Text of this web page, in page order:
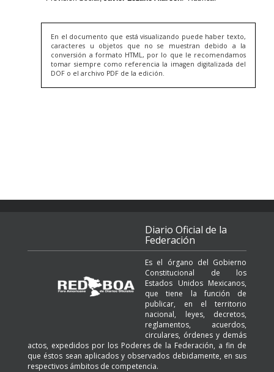
En el documento que está visualizando puede haber texto,
caracteres u objetos que no se muestran debido a la
conversión a formato HTML, por lo que le recomendamos
tomar siempre como referencia la imagen digitalizada del
DOF o el archivo PDF de la edición.
Diario Oficial de la
Federación
Es el órgano del Gobierno
Constitucional de los
Estados Unidos Mexicanos,
que tiene la función de
publicar, en el territorio
nacional, leyes, decretos,
reglamentos, acuerdos,
circulares, órdenes y demás
actos, expedidos por los Poderes de la Federación, a fin de
que éstos sean aplicados y observados debidamente, en sus
respectivos ámbitos de competencia.